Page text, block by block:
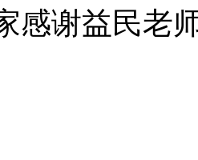
感谢益民老